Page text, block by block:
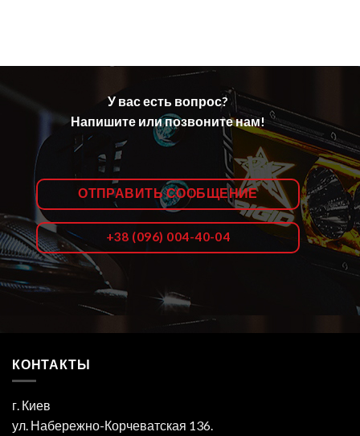
У вас есть вопрос?
Напишите или позвоните нам!
ОТПРАВИТЬ СООБЩЕНИЕ
+38 (096) 004-40-04
КОНТАКТЫ
г. Киев
ул. Набережно-Корчеватская 136.